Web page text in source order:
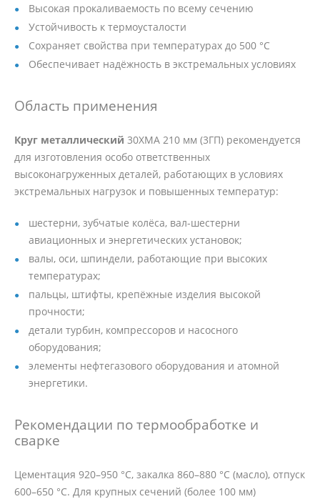
Высокая прокаливаемость по всему сечению
Устойчивость к термоусталости
Сохраняет свойства при температурах до 500 °C
Обеспечивает надёжность в экстремальных условиях
Область применения
Круг металлический 30ХМА 210 мм (3ГП) рекомендуется
для изготовления особо ответственных
высоконагруженных деталей, работающих в условиях
экстремальных нагрузок и повышенных температур:
шестерни, зубчатые колёса, вал-шестерни
авиационных и энергетических установок;
валы, оси, шпиндели, работающие при высоких
температурах;
пальцы, штифты, крепёжные изделия высокой
прочности;
детали турбин, компрессоров и насосного
оборудования;
элементы нефтегазового оборудования и атомной
энергетики.
Рекомендации по термообработке и
сварке
Цементация 920–950 °C, закалка 860–880 °C (масло), отпуск
600–650 °C. Для крупных сечений (более 100 мм)